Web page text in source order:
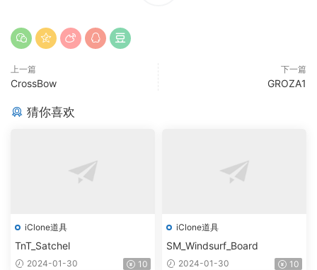
上一篇
CrossBow
下一篇
GROZA1
猜你喜欢
iClone道具
TnT_Satchel
2024-01-30 10
iClone道具
SM_Windsurf_Board
2024-01-30 10